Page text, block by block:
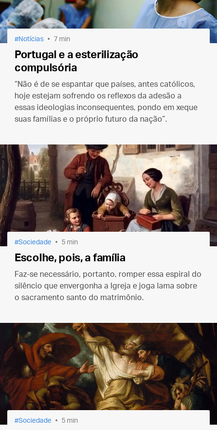
Notícias 7 min
Portugal e a esterilização
compulsória
“Não é de se espantar que países, antes católicos,
hoje estejam sofrendo os reflexos da adesão a
essas ideologias inconsequentes, pondo em xeque
suas famílias e o próprio futuro da nação”.
Sociedade 5 min
Escolhe, pois, a família
Faz-se necessário, portanto, romper essa espiral do
silêncio que envergonha a Igreja e joga lama sobre
o sacramento santo do matrimônio.
Sociedade 5 min